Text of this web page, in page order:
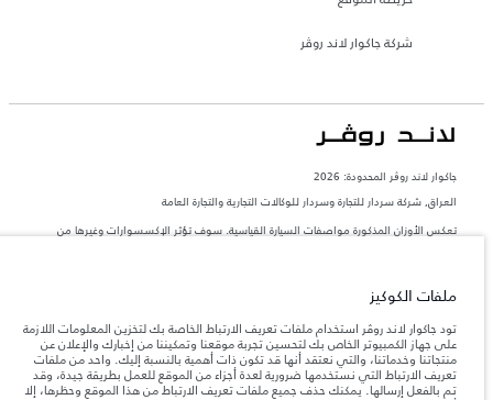
شركة جاكوار لاند روڤر
جاكوار لاند روڨر المحدودة: 2026
العراق, شركة سردار للتجارة وسردار للوكالات التجارية والتجارة العامة
تعكس الأوزان المذكورة مواصفات السيارة القياسية. سوف تؤثر الإكسسوارات وغيرها من
المعلومات والمواصفات والأسعار والألوان المذكورة على هذا الموقع قد تختلف من بلد إلى
آخر، كما أنّها قد تتغير بدون إشعار مسبق. الرجاء التواصل مع وكيلنا المحلي للتأكد من توفّرها
والتحقق من الأسعار.
ملاحظة مهمة حول الصور والمواصفات.إن النقص العالمي في أشباه الموصلات يؤثر حاليًا
في مواصفات تصميم السيارات وتوفر الخيارات وتوقيتات التصاميم. هذا ظرف ديناميكي
ملفات الكوكيز
تود جاكوار لاند روڤر استخدام ملفات تعريف الارتباط الخاصة بك لتخزين المعلومات اللازمة
على جهاز الكمبيوتر الخاص بك لتحسين تجربة موقعنا وتمكيننا من إخبارك والإعلان عن
منتجاتنا وخدماتنا، والتي نعتقد أنها قد تكون ذات أهمية بالنسبة إليك. واحد من ملفات
تعريف الارتباط التي نستخدمها ضرورية لعدة أجزاء من الموقع للعمل بطريقة جيدة، وقد
تم بالفعل إرسالها. يمكنك حذف جميع ملفات تعريف الارتباط من هذا الموقع وحظرها، إلا